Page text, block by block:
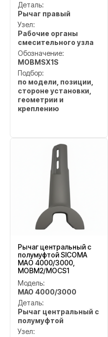
Деталь:
Рычаг правый
Узел:
Рабочие органы
смесительного узла
Обозначение:
MOBMSX1S
Подбор:
по модели, позиции,
стороне установки,
геометрии и
креплению
Рычаг центральный с
полумуфтой SICOMA
MAO 4000/3000,
MOBM2/MOCS1
Модель:
MAO 4000/3000
Деталь:
Рычаг центральный с
полумуфтой
Узел: